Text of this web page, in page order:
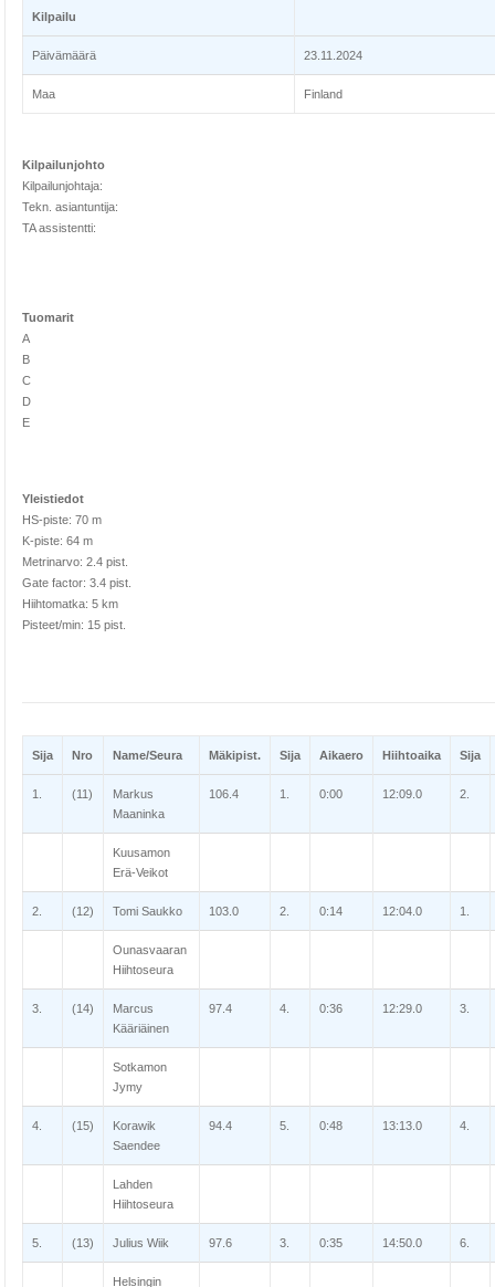
Kilpailu
Päivämäärä 23.11.2024
Maa Finland
Kilpailunjohto
Kilpailunjohtaja:
Tekn. asiantuntija:
TA assistentti:
Tuomarit
A
B
C
D
E
Yleistiedot
HS-piste: 70 m
K-piste: 64 m
Metrinarvo: 2.4 pist.
Gate factor: 3.4 pist.
Hiihtomatka: 5 km
Pisteet/min: 15 pist.
Sija Nro Name/Seura Mäkipist. Sija Aikaero Hiihtoaika Sija
1. (11)
Markus
Maaninka
106.4 1. 0:00 12:09.0 2.
Kuusamon
Erä-Veikot
2. (12) Tomi Saukko 103.0 2. 0:14 12:04.0 1.
Ounasvaaran
Hiihtoseura
3. (14)
Marcus
Kääriäinen
97.4 4. 0:36 12:29.0 3.
Sotkamon
Jymy
4. (15)
Korawik
Saendee
94.4 5. 0:48 13:13.0 4.
Lahden
Hiihtoseura
5. (13) Julius Wiik 97.6 3. 0:35 14:50.0 6.
Helsingin